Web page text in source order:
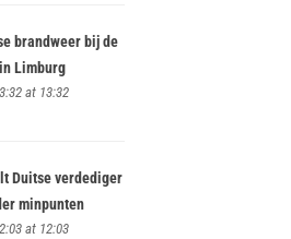
brandweer bij de
Limburg
at 13:32
Duitse verdediger
minpunten
at 12:03